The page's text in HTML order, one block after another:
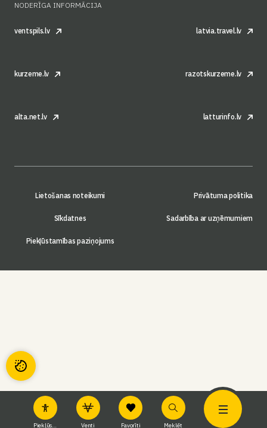
Piekļūstamība Venti Favorīti Meklēt
NODERĪGA INFORMĀCIJA
ventspils.lv latvia.travel.lv
kurzeme.lv razotskurzeme.lv
alta.net.lv latturinfo.lv
Lietošanas noteikumi Privātuma politika
Sīkdatnes Sadarbība ar uzņēmumiem
Piekļūstamības paziņojums